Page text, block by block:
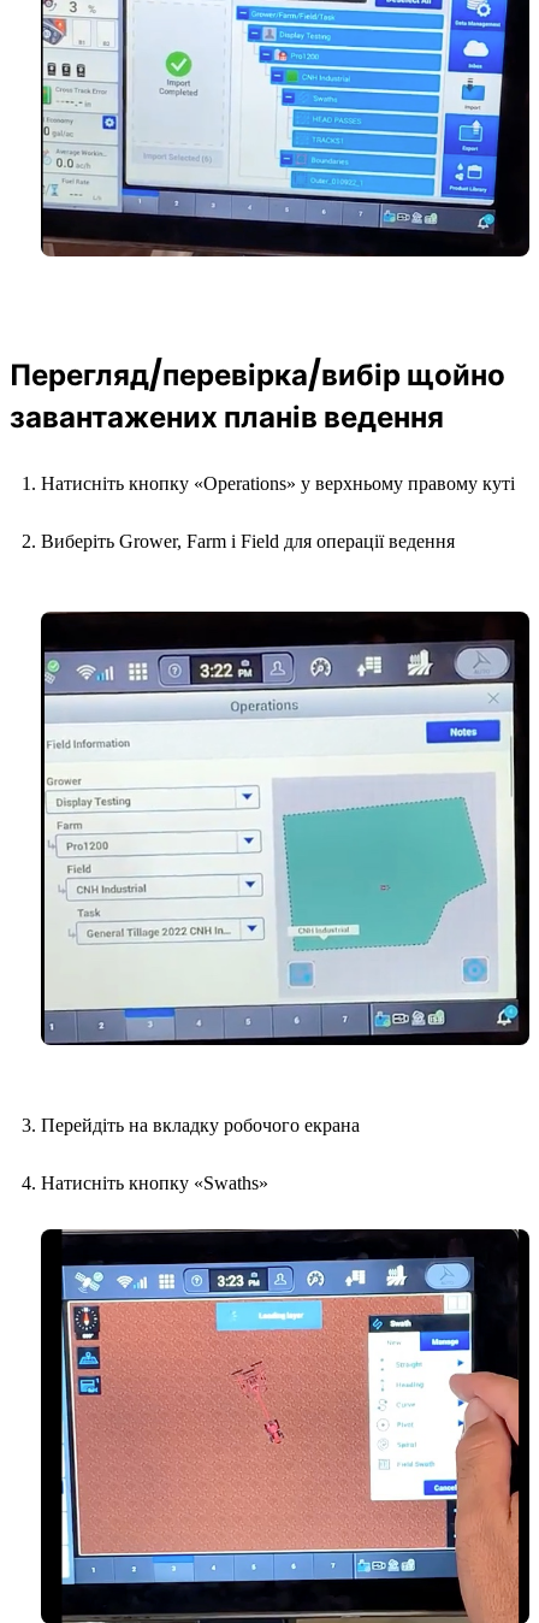
Перегляд/перевірка/вибір щойно
завантажених планів ведення
Натисніть кнопку «Operations» у верхньому правому куті
Виберіть Grower, Farm і Field для операції ведення
Перейдіть на вкладку робочого екрана
Натисніть кнопку «Swaths»